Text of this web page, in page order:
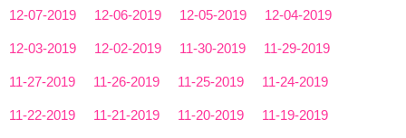
12-07-2019 12-06-2019 12-05-2019 12-04-2019
12-03-2019 12-02-2019 11-30-2019 11-29-2019
11-27-2019 11-26-2019 11-25-2019 11-24-2019
11-22-2019 11-21-2019 11-20-2019 11-19-2019